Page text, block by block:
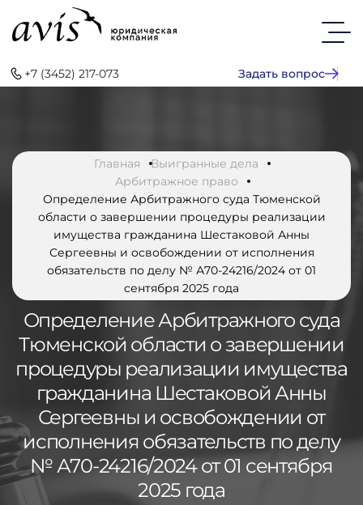
+7 (3452) 217-073 Задать вопрос
Главная
Выигранные дела
Арбитражное право
Определение Арбитражного суда Тюменской
области о завершении процедуры реализации
имущества гражданина Шестаковой Анны
Сергеевны и освобождении от исполнения
обязательств по делу № А70-24216/2024 от 01
сентября 2025 года
Определение Арбитражного суда
Тюменской области о завершении
процедуры реализации имущества
гражданина Шестаковой Анны
Сергеевны и освобождении от
исполнения обязательств по делу
№ А70-24216/2024 от 01 сентября
2025 года